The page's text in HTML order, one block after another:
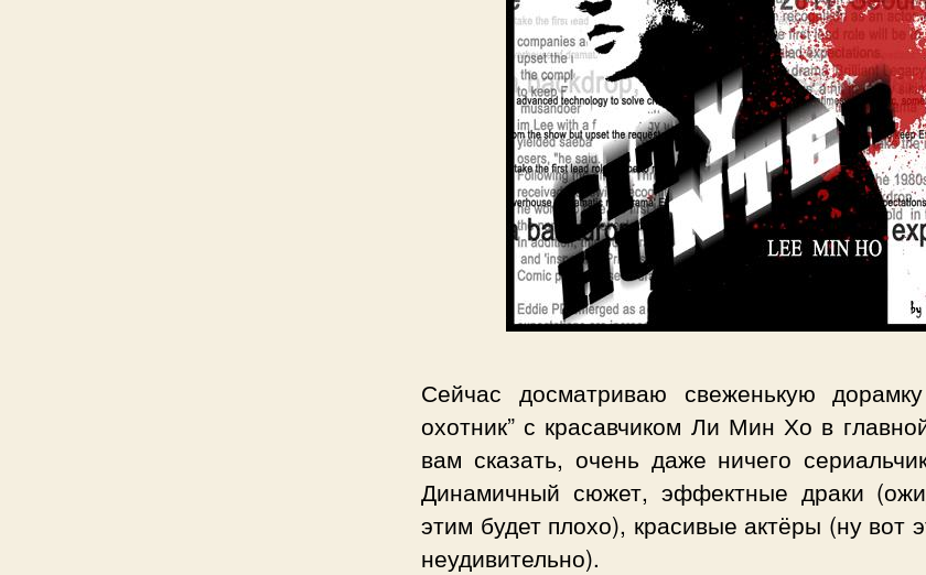
Сейчас досматриваю свеженькую дорамку
охотник” с красавчиком Ли Мин Хо в
вам сказать, очень даже ничего
Динамичный сюжет, эффектные драки
этим будет плохо), красивые актёры (ну вот
неудивительно).